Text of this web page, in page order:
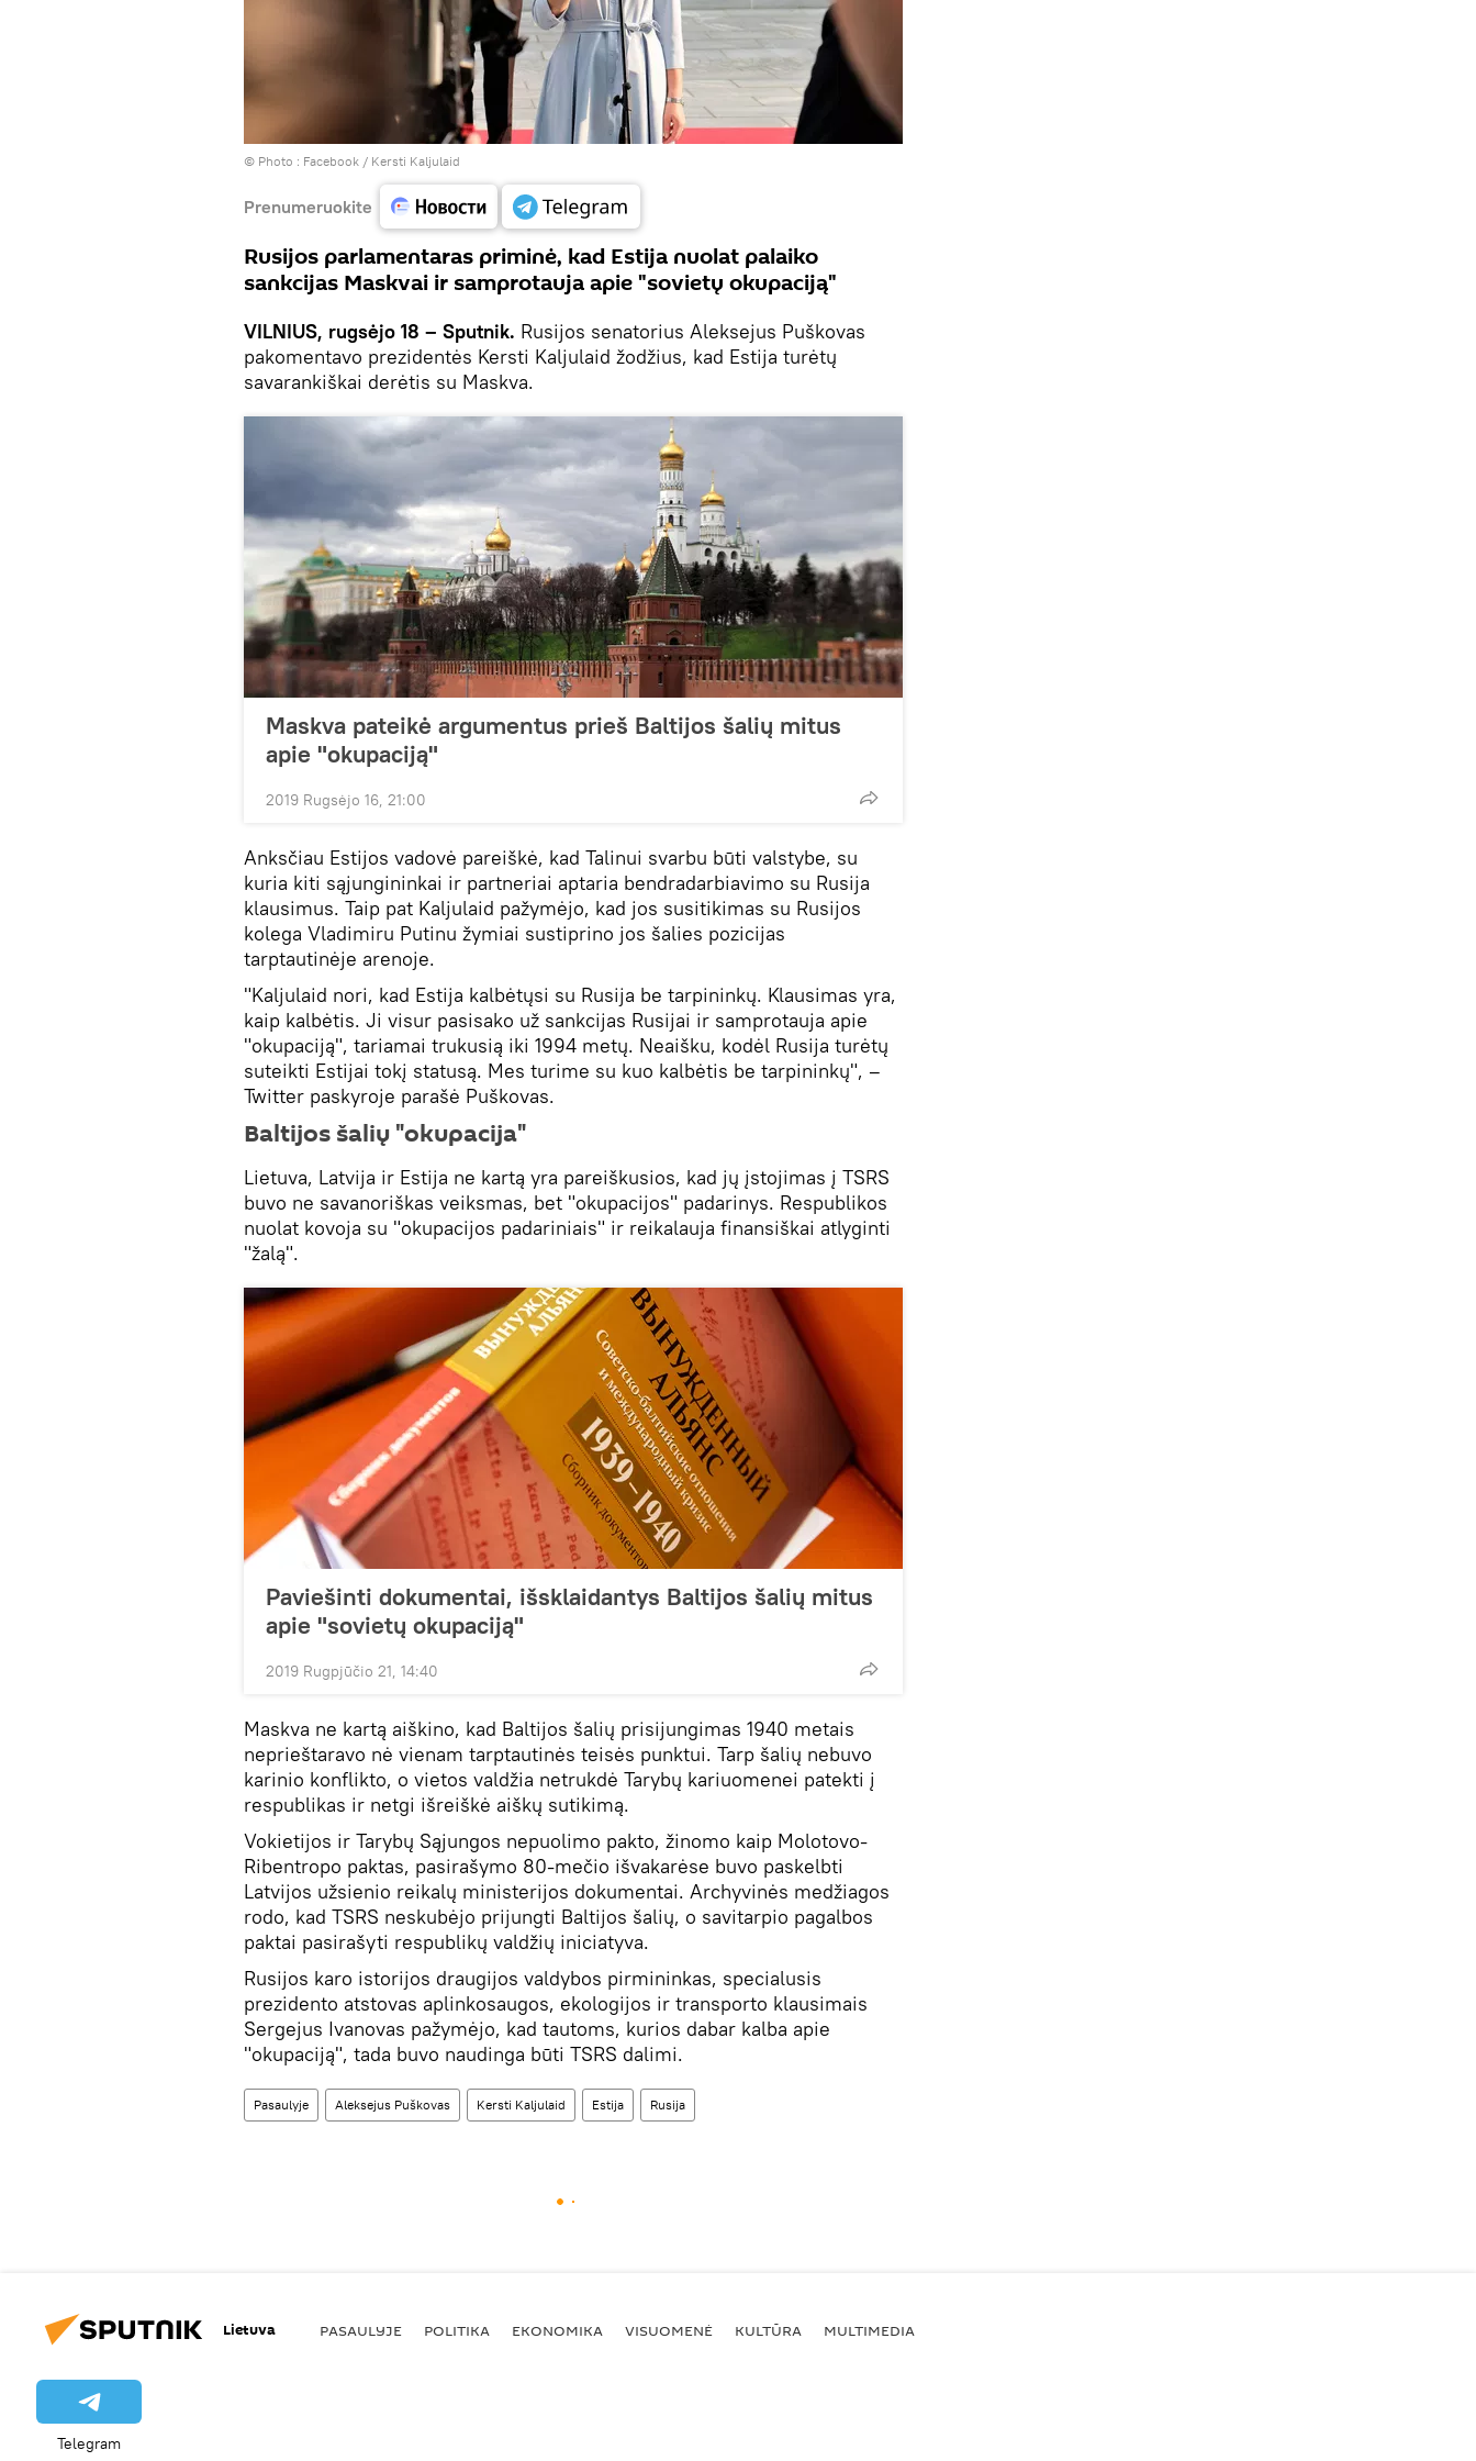
© Photo : Facebook / Kersti Kaljulaid
Prenumeruokite
Rusijos parlamentaras priminė, kad Estija nuolat palaiko
sankcijas Maskvai ir samprotauja apie "sovietų okupaciją"
VILNIUS, rugsėjo 18 – Sputnik. Rusijos senatorius Aleksejus Puškovas
pakomentavo prezidentės Kersti Kaljulaid žodžius, kad Estija turėtų
savarankiškai derėtis su Maskva.
Maskva pateikė argumentus prieš Baltijos šalių mitus
apie "okupaciją"
2019 Rugsėjo 16, 21:00
Anksčiau Estijos vadovė pareiškė, kad Talinui svarbu būti valstybe, su
kuria kiti sąjungininkai ir partneriai aptaria bendradarbiavimo su Rusija
klausimus. Taip pat Kaljulaid pažymėjo, kad jos susitikimas su Rusijos
kolega Vladimiru Putinu žymiai sustiprino jos šalies pozicijas
tarptautinėje arenoje.
"Kaljulaid nori, kad Estija kalbėtųsi su Rusija be tarpininkų. Klausimas yra,
kaip kalbėtis. Ji visur pasisako už sankcijas Rusijai ir samprotauja apie
"okupaciją", tariamai trukusią iki 1994 metų. Neaišku, kodėl Rusija turėtų
suteikti Estijai tokį statusą. Mes turime su kuo kalbėtis be tarpininkų", –
Twitter paskyroje parašė Puškovas.
Baltijos šalių "okupacija"
Lietuva, Latvija ir Estija ne kartą yra pareiškusios, kad jų įstojimas į TSRS
buvo ne savanoriškas veiksmas, bet "okupacijos" padarinys. Respublikos
nuolat kovoja su "okupacijos padariniais" ir reikalauja finansiškai atlyginti
"žalą".
Paviešinti dokumentai, išsklaidantys Baltijos šalių mitus
apie "sovietų okupaciją"
2019 Rugpjūčio 21, 14:40
Maskva ne kartą aiškino, kad Baltijos šalių prisijungimas 1940 metais
neprieštaravo nė vienam tarptautinės teisės punktui. Tarp šalių nebuvo
karinio konflikto, o vietos valdžia netrukdė Tarybų kariuomenei patekti į
respublikas ir netgi išreiškė aiškų sutikimą.
Vokietijos ir Tarybų Sąjungos nepuolimo pakto, žinomo kaip Molotovo-
Ribentropo paktas, pasirašymo 80-mečio išvakarėse buvo paskelbti
Latvijos užsienio reikalų ministerijos dokumentai. Archyvinės medžiagos
rodo, kad TSRS neskubėjo prijungti Baltijos šalių, o savitarpio pagalbos
paktai pasirašyti respublikų valdžių iniciatyva.
Rusijos karo istorijos draugijos valdybos pirmininkas, specialusis
prezidento atstovas aplinkosaugos, ekologijos ir transporto klausimais
Sergejus Ivanovas pažymėjo, kad tautoms, kurios dabar kalba apie
"okupaciją", tada buvo naudinga būti TSRS dalimi.
Pasaulyje Aleksejus Puškovas Kersti Kaljulaid Estija Rusija
Lietuva PASAULYJE POLITIKA EKONOMIKA VISUOMENĖ KULTŪRA MULTIMEDIA
Telegram